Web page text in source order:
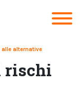
alternative
rischi